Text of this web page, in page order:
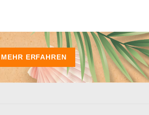
MEHR ERFAHREN